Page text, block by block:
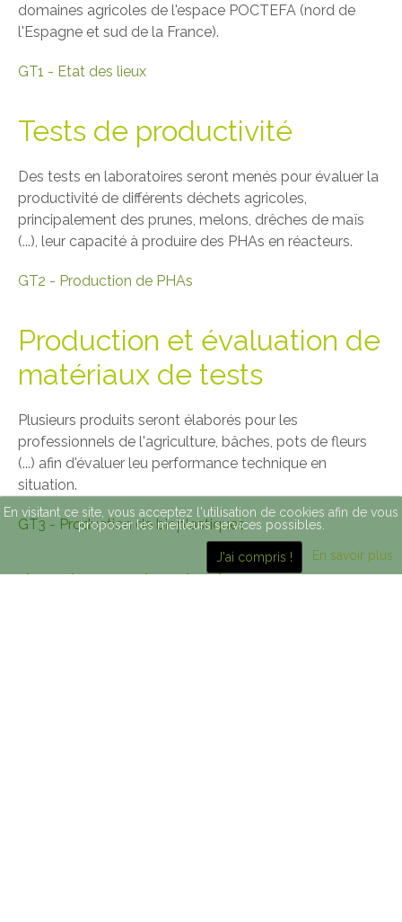
domaines agricoles de l'espace POCTEFA (nord de
l'Espagne et sud de la France).
GT1 - Etat des lieux
Tests de productivité
Des tests en laboratoires seront menés pour évaluer la
productivité de différents déchets agricoles,
principalement des prunes, melons, drêches de maïs
(...), leur capacité à produire des PHAs en réacteurs.
GT2 - Production de PHAs
Production et évaluation de
matériaux de tests
Plusieurs produits seront élaborés pour les
professionnels de l'agriculture, bâches, pots de fleurs
(...) afin d'évaluer leu performance technique en
situation.
GT3 - Production de bioplastiques
Analyses technico-
En visitant ce site, vous acceptez l'utilisation de cookies afin de vous
proposer les meilleurs services possibles.
J'ai compris ! En savoir plus